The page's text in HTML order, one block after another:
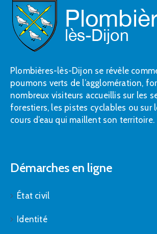
Plombières-lès-Dijon se révèle
poumons verts de l’agglomération,
nombreux visiteurs accueillis sur les
forestiers, les pistes cyclables ou sur
cours d’eau qui maillent son territoire.
Démarches en ligne
État civil
Identité